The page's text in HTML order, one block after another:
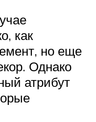
как
но еще
Однако
атрибут